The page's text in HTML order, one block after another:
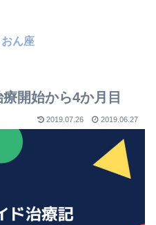
ん座
開始から4か月目
2019.07.26 2019.06.27